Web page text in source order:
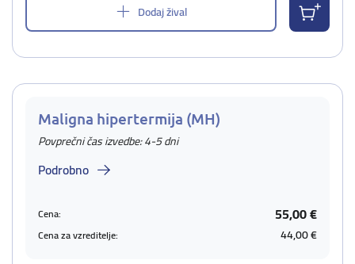
Dodaj žival
Maligna hipertermija (MH)
Povprečni čas izvedbe: 4-5 dni
Podrobno
Cena: 55,00 €
Cena za vzreditelje: 44,00 €